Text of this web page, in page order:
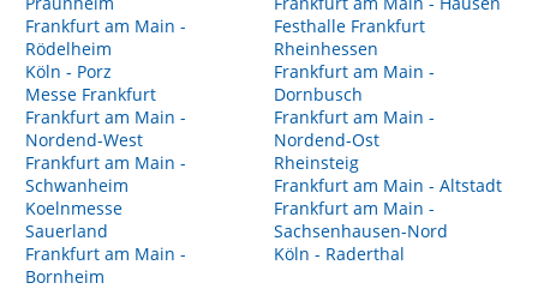
Frankfurt am Main -
Rödelheim
Köln - Porz
Messe Frankfurt
Frankfurt am Main -
Nordend-West
Frankfurt am Main -
Schwanheim
Koelnmesse
Sauerland
Frankfurt am Main -
Bornheim
Festhalle Frankfurt
Rheinhessen
Frankfurt am Main -
Dornbusch
Frankfurt am Main -
Nordend-Ost
Rheinsteig
Frankfurt am Main - Altstadt
Frankfurt am Main -
Sachsenhausen-Nord
Köln - Raderthal